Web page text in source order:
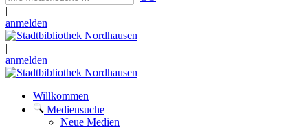
|
anmelden
|
anmelden
Willkommen
Mediensuche
Neue Medien